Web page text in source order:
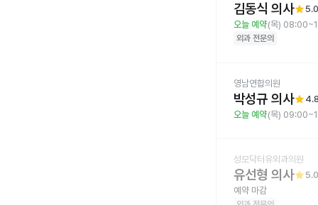
김동식 의사star5.0
오늘 예약(목)
외과 전문의
영남연합의원
박성규 의사star
오늘 예약(목)
성모닥터유외과의원
유선형 의사star 5.0
예약 마감